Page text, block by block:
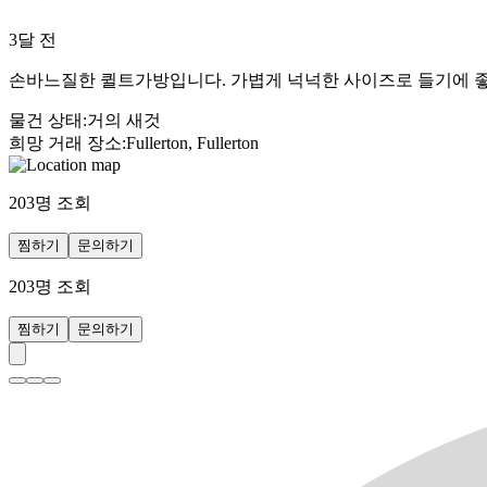
3달 전
손바느질한 퀼트가방입니다. 가볍게 넉넉한 사이즈로 들기에
물건 상태 :거의 새것
희망 거래 장소:Fullerton, Fullerton
203명 조회
찜하기 문의하기
203명 조회
찜하기 문의하기